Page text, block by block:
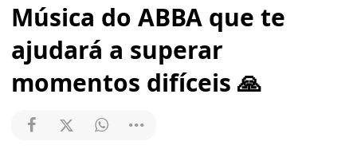
Música do ABBA que te
ajudará a superar
momentos difíceis 🙏